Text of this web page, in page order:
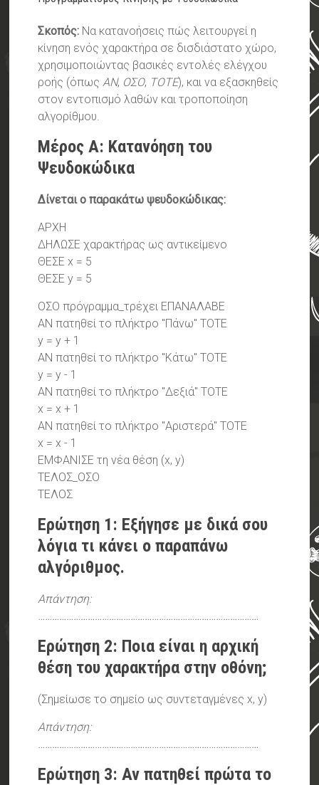
Σκοπός: Να κατανοήσεις πώς λειτουργεί η
κίνηση ενός χαρακτήρα σε δισδιάστατο χώρο,
χρησιμοποιώντας βασικές εντολές ελέγχου
ροής (όπωςΑΝ, ΟΣΟ, ΤΟΤΕ), και να εξασκηθείς
στον εντοπισμό λαθών και τροποποίηση
αλγορίθμου.
Μέρος Α: Κατανόηση του
Ψευδοκώδικα
Δίνεται ο παρακάτω ψευδοκώδικας:
ΑΡΧΗ
ΔΗΛΩΣΕ χαρακτήρας ως αντικείμενο
ΘΕΣΕ x = 5
ΘΕΣΕ y = 5
ΟΣΟ πρόγραμμα_τρέχει ΕΠΑΝΑΛΑΒΕ
ΑΝ πατηθεί το πλήκτρο "Πάνω" ΤΟΤΕ
y = y + 1
ΑΝ πατηθεί το πλήκτρο "Κάτω" ΤΟΤΕ
y = y - 1
ΑΝ πατηθεί το πλήκτρο "Δεξιά" ΤΟΤΕ
x = x + 1
ΑΝ πατηθεί το πλήκτρο "Αριστερά" ΤΟΤΕ
x = x - 1
ΕΜΦΑΝΙΣΕ τη νέα θέση (x, y)
ΤΕΛΟΣ_ΟΣΟ
ΤΕΛΟΣ
Ερώτηση 1: Εξήγησε με δικά σου
λόγια τι κάνει ο παραπάνω
αλγόριθμος.
Απάντηση:
…………………………………………………………………………………
Ερώτηση 2: Ποια είναι η αρχική
θέση του χαρακτήρα στην οθόνη;
(Σημείωσε το σημείο ως συντεταγμένες x, y)
Απάντηση:
…………………………………………………………………………………
Ερώτηση 3: Αν πατηθεί πρώτα το